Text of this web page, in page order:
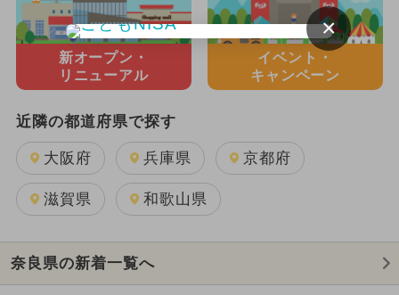
新オープン・
リニューアル
イベント・
キャンペーン
近隣の都道府県で探す
大阪府 兵庫県 京都府
滋賀県 和歌山県
奈良県の新着一覧へ
×